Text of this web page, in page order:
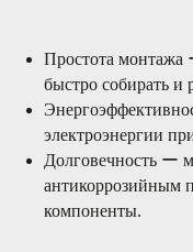
Простота монтажа
быстро собирать и
электроэнергии
Долговечность ー
антикоррозийным
компоненты.
03/
обслуживание - залог
Вашей строительной